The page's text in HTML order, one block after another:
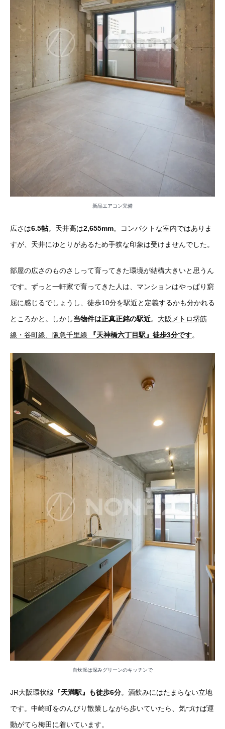
新品エアコン完備
広さは6.5帖。天井高は2,655mm。コンパクトな室内ではありま
すが、天井にゆとりがあるため手狭な印象は受けませんでした。
部屋の広さのものさしって育ってきた環境が結構大きいと思うん
です。ずっと一軒家で育ってきた人は、マンションはやっぱり窮
屈に感じるでしょうし、徒歩10分を駅近と定義するかも分かれる
ところかと。しかし当物件は正真正銘の駅近。 大阪メトロ堺筋
線・谷町線、阪急千里線
『天神橋六丁目駅』徒歩3分です。
自炊派は深みグリーンのキッチンで
JR大阪環状線 『天満駅』も徒歩6分。酒飲みにはたまらない立地
です。中崎町をのんびり散策しながら歩いていたら、気づけば運
動がてら梅田に着いています。